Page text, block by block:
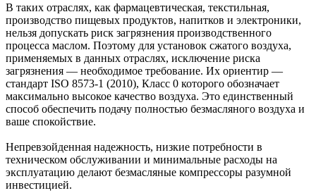
В таких отраслях, как фармацевтическая, текстильная,
производство пищевых продуктов, напитков и электроники,
нельзя допускать риск загрязнения производственного
процесса маслом. Поэтому для установок сжатого воздуха,
применяемых в данных отраслях, исключение риска
загрязнения — необходимое требование. Их ориентир —
стандарт ISO 8573-1 (2010), Класс 0 которого обозначает
максимально высокое качество воздуха. Это единственный
способ обеспечить подачу полностью безмасляного воздуха и
ваше спокойствие.
Непревзойденная надежность, низкие потребности в
техническом обслуживании и минимальные расходы на
эксплуатацию делают безмасляные компрессоры разумной
инвестицией.